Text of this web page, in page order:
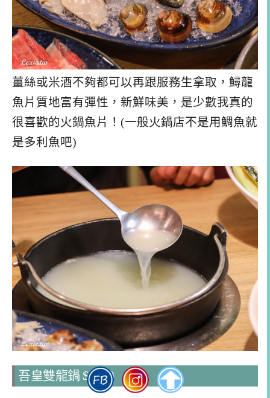
薑絲或米酒不夠都可以再跟服務生拿取，鱘龍
魚片質地富有彈性，新鮮味美，是少數我真的
很喜歡的火鍋魚片！(一般火鍋店不是用鯛魚就
是多利魚吧)
吾皇雙龍鍋 $1890